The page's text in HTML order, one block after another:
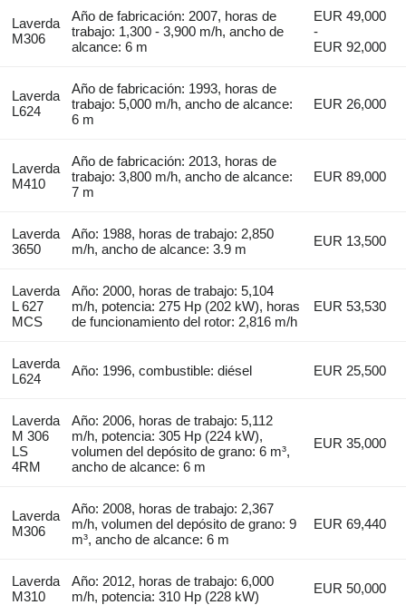
Laverda
M306
Año de fabricación: 2007, horas de
trabajo: 1,300 - 3,900 m/h, ancho de
alcance: 6 m
EUR 49,000
-
EUR 92,000
Laverda
L624
Año de fabricación: 1993, horas de
trabajo: 5,000 m/h, ancho de alcance:
6 m
EUR 26,000
Laverda
M410
Año de fabricación: 2013, horas de
trabajo: 3,800 m/h, ancho de alcance:
7 m
EUR 89,000
Laverda
3650
Año: 1988, horas de trabajo: 2,850
m/h, ancho de alcance: 3.9 m
EUR 13,500
Laverda
L 627
MCS
Año: 2000, horas de trabajo: 5,104
m/h, potencia: 275 Hp (202 kW), horas
de funcionamiento del rotor: 2,816 m/h
EUR 53,530
Laverda
L624
Año: 1996, combustible: diésel EUR 25,500
Laverda
M 306
LS
4RM
Año: 2006, horas de trabajo: 5,112
m/h, potencia: 305 Hp (224 kW),
volumen del depósito de grano: 6 m³,
ancho de alcance: 6 m
EUR 35,000
Laverda
M306
Año: 2008, horas de trabajo: 2,367
m/h, volumen del depósito de grano: 9
m³, ancho de alcance: 6 m
EUR 69,440
Laverda
M310
Año: 2012, horas de trabajo: 6,000
m/h, potencia: 310 Hp (228 kW)
EUR 50,000